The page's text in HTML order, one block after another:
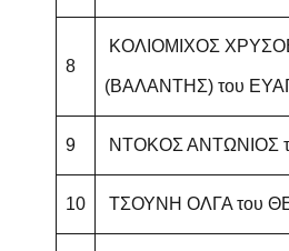
8
ΚΟΛΙΟΜΙΧΟΣ
(ΒΑΛΑΝΤΗΣ) του
9 ΝΤΟΚΟΣ ΑΝΤΩΝΙΟΣ
10 ΤΣΟΥΝΗ ΟΛΓΑ του